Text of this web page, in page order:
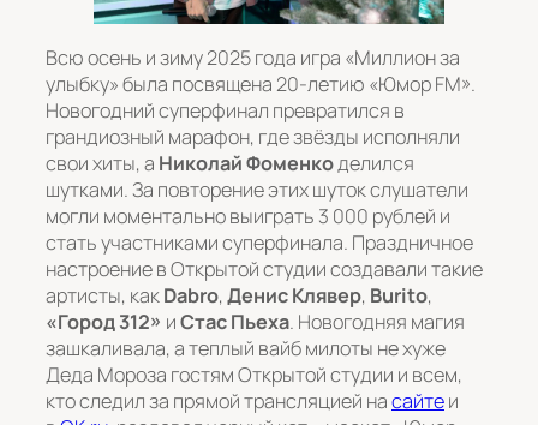
Всю осень и зиму 2025 года игра «Миллион за
улыбку» была посвящена 20-летию «Юмор FM».
Новогодний суперфинал превратился в
грандиозный марафон, где звёзды исполняли
свои хиты, а Николай Фоменкоделился
шутками. За повторение этих шуток слушатели
могли моментально выиграть 3 000 рублей и
стать участниками суперфинала. Праздничное
настроение в Открытой студии создавали такие
артисты, какDabro,Денис Клявер, Burito,
«Город 312» иСтас Пьеха. Новогодняя магия
зашкаливала, а теплый вайб милоты не хуже
Деда Мороза гостям Открытой студии и всем,
кто следил за прямой трансляцией насайтеи